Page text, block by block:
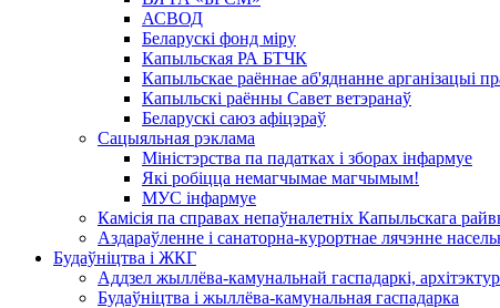
АСВОД
Беларускі фонд міру
Капыльская РА БТЧК
Капыльскае раённае аб'яднанне арганізацыі
Капыльскі раённы Савет ветэранаў
Беларускі саюз афіцэраў
Сацыяльная рэклама
Міністэрства па падатках і зборах інфармуе
Які робіцца немагчымае магчымым!
МУС інфармуе
Камісія па справах непаўналетніх Капыльскага
Аздараўленне і санаторна-курортнае лячэнне
Будаўніцтва і ЖКГ
Аддзел жыллёва-камунальнай гаспадаркі,
Будаўніцтва і жыллёва-камунальная гаспадарка